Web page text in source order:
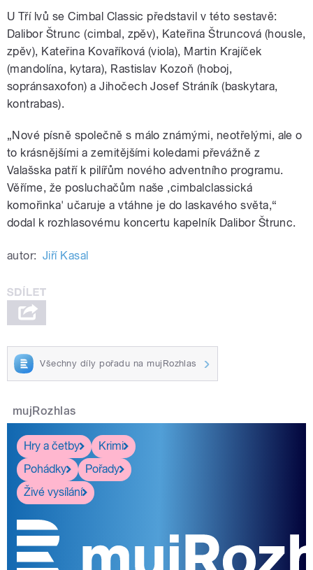
U Tří lvů se Cimbal Classic představil v této sestavě:
Dalibor Štrunc (cimbal, zpěv), Kateřina Štruncová (housle,
zpěv), Kateřina Kovaříková (viola), Martin Krajíček
(mandolína, kytara), Rastislav Kozoň (hoboj,
sopránsaxofon) a Jihočech Josef Stráník (baskytara,
kontrabas).
„Nové písně společně s málo známými, neotřelými, ale o
to krásnějšími a zemitějšími koledami převážně z
Valašska patří k pilířům nového adventního programu.
Věříme, že posluchačům naše ‚cimbalclassická
komořinka' učaruje a vtáhne je do laskavého světa,“
dodal k rozhlasovému koncertu kapelník Dalibor Štrunc.
autor: Jiří Kasal
Všechny díly pořadu na mujRozhlas
mujRozhlas
Hry a četby
Krimi
Pohádky
Pořady
Živé vysílání